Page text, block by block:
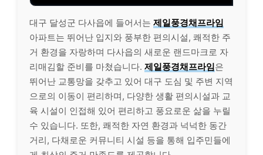
대구 달성군 다사읍에 들어서는 제일풍경채프라임
아파트는 뛰어난 입지와 풍부한 편의시설, 쾌적한 주
거 환경을 자랑하며 다사읍의 새로운 랜드마크로 자
리매김할 준비를 마쳤습니다. 제일풍경채프라임은
뛰어난 교통망을 갖추고 있어 대구 도심 및 주변 지역
으로의 이동이 편리하며, 다양한 생활 편의시설과 교
육 시설이 인접해 있어 편리하고 풍요로운 삶을 누릴
수 있습니다. 또한, 쾌적한 자연 환경과 넉넉한 동간
거리, 다채로운 커뮤니티 시설 등을 통해 입주민들에